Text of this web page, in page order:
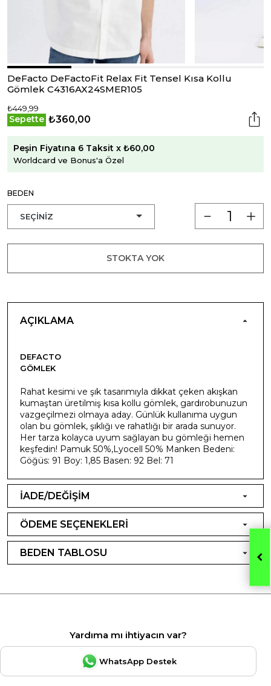
DeFacto DeFactoFit Relax Fit Tensel Kısa Kollu
Gömlek C4316AX24SMER105
₺449,99
Sepette ₺360,00
Peşin Fiyatına 6 Taksit x ₺60,00
Worldcard ve Bonus'a Özel
BEDEN
STOKTA YOK
AÇIKLAMA
DEFACTO
GÖMLEK
Rahat kesimi ve şık tasarımıyla dikkat çeken akışkan
kumaştan üretilmiş kısa kollu gömlek, gardırobunuzun
vazgeçilmezi olmaya aday. Günlük kullanıma uygun
olan bu gömlek, şıklığı ve rahatlığı bir arada sunuyor.
Her tarza kolayca uyum sağlayan bu gömleği hemen
keşfedin! Pamuk 50%,Lyocell 50% Manken Bedeni:
Göğüs: 91 Boy: 1,85 Basen: 92 Bel: 71
İADE/DEĞİŞİM
ÖDEME SEÇENEKLERİ
BEDEN TABLOSU
Yardıma mı ihtiyacın var?
WhatsApp Destek